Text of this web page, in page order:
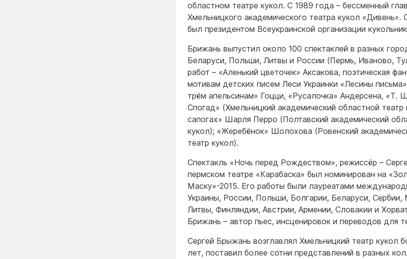
областном театре кукол. С 1989 года – бессменный
Хмельницкого академического театра кукол «Дивень».
был президентом Всеукраинской организации
Брижань выпустил около 100 спектаклей в разных
Беларуси, Польши, Литвы и России (Пермь, Иваново,
работ – «Аленький цветочек» Аксакова, поэтическая
мотивам детских писем Леси Украинки «Лесины
трём апельсинам» Гоцци, «Русалочка» Андерсена, «Т.
Спогад» (Хмельницкий академический областной театр
сапогах» Шарля Перро (Полтавский академический
кукол); «Жеребёнок» Шолохова (Ровенский
театр кукол).
Спектакль «Ночь перед Рождеством», режиссёр –
пермском театре «Карабаска» был номинирован на
Маску»-2015. Его работы были лауреатами
Украины, России, Польши, Болгарии, Беларуси,
Литвы, Финляндии, Австрии, Армении, Словакии и
Брижань – автор пьес, инсценировок и переводов для
Сергей Брыжань возглавлял Хмельницкий театр кукол
лет, поставил более сотни представлений в разных